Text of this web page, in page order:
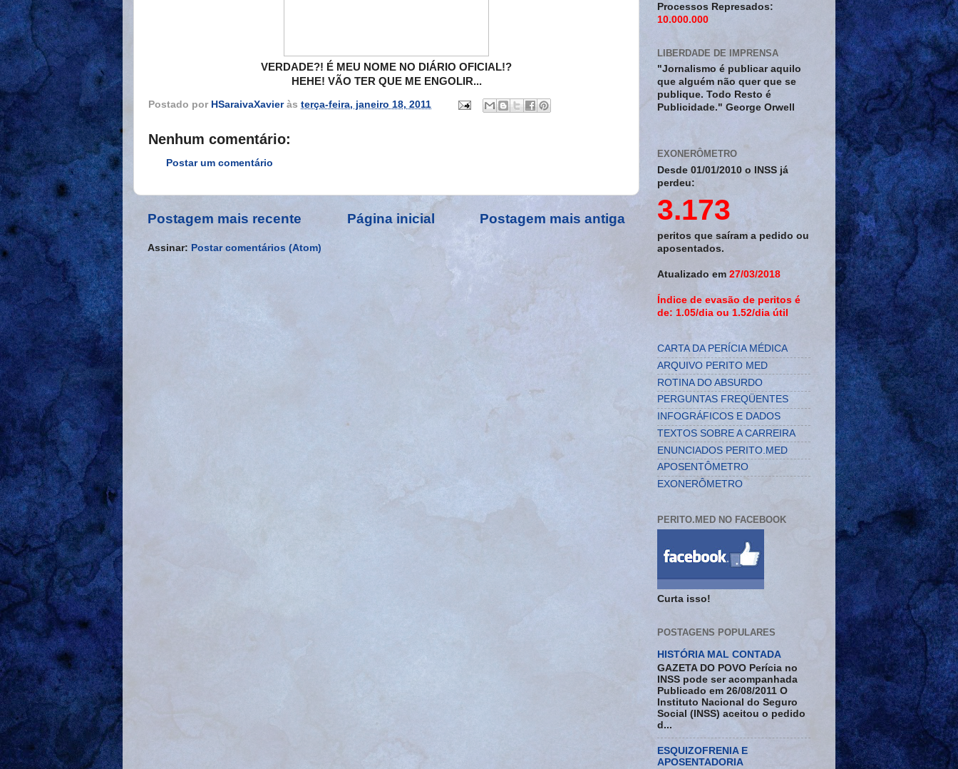
VERDADE?! É MEU NOME NO DIÁRIO OFICIAL!?
HEHE! VÃO TER QUE ME ENGOLIR...
Postado por HSaraivaXavier às terça-feira, janeiro 18, 2011
Nenhum comentário:
Postar um comentário
Postagem mais recente Postagem mais antiga
Página inicial
Assinar: Postar comentários (Atom)
Processos Represados:
10.000.000
LIBERDADE DE IMPRENSA
"Jornalismo é publicar aquilo
que alguém não quer que se
publique. Todo Resto é
Publicidade." George Orwell
EXONERÔMETRO
Desde 01/01/2010 o INSS já
perdeu:
3.173
peritos que saíram a pedido ou
aposentados.
Atualizado em 27/03/2018
Índice de evasão de peritos é
de: 1.05/dia ou 1.52/dia útil
CARTA DA PERÍCIA MÉDICA
ARQUIVO PERITO MED
ROTINA DO ABSURDO
PERGUNTAS FREQÜENTES
INFOGRÁFICOS E DADOS
TEXTOS SOBRE A CARREIRA
ENUNCIADOS PERITO.MED
APOSENTÔMETRO
EXONERÔMETRO
PERITO.MED NO FACEBOOK
Curta isso!
POSTAGENS POPULARES
HISTÓRIA MAL CONTADA
GAZETA DO POVO Perícia no
INSS pode ser acompanhada
Publicado em 26/08/2011 O
Instituto Nacional do Seguro
Social (INSS) aceitou o pedido
d...
ESQUIZOFRENIA E
APOSENTADORIA